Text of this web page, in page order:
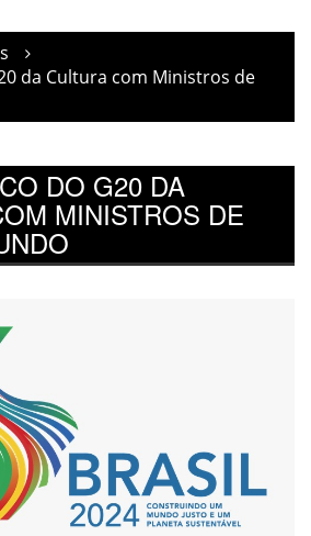
da Cultura com Ministros de
DO G20 DA
MINISTROS DE